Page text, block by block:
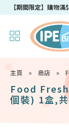
【期間限定】購物
主頁 » 商店 »
Food
個裝) 1盒,